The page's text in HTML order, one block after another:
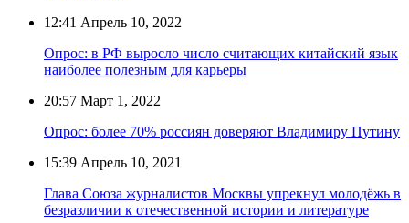
12:41 Апрель 10, 2022
Опрос: в РФ выросло число считающих китайский язык
наиболее полезным для карьеры
20:57 Март 1, 2022
Опрос: более 70% россиян доверяют Владимиру Путину
15:39 Апрель 10, 2021
Глава Союза журналистов Москвы упрекнул молодёжь в
безразличии к отечественной истории и литературе